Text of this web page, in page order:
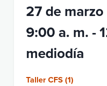
27 de
9:00 a. m. -
mediodía
Taller CFS (1)